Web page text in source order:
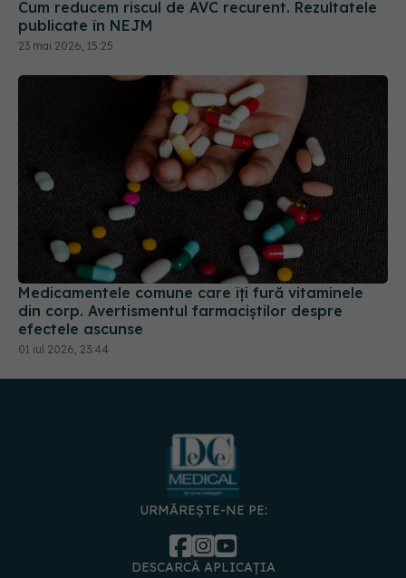
Medicamentele comune care îți fură vitaminele
din corp. Avertismentul farmaciștilor despre
efectele ascunse
01 iul 2026, 23:44
URMĂREȘTE-NE PE:
DESCARCĂ APLICAȚIA